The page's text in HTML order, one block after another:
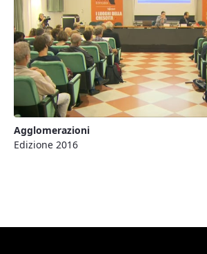
Agglomerazioni
Edizione 2016